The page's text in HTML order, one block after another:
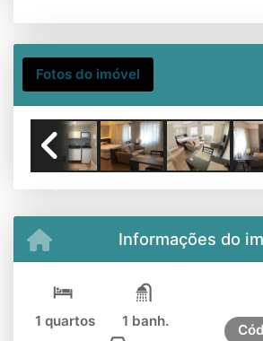
Fotos do imóvel
Informações do
1 quartos 1 banh.